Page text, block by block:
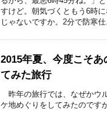
すけど。朝気づくともう6時
じゃないですか。2分で防寒
2015年夏、今度こそあ
てみた旅行
昨年の旅行では、なぜかウ
ケ地めぐりをしてみたのです